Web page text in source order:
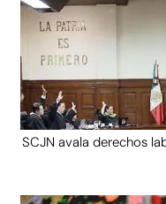
SCJN avala derechos